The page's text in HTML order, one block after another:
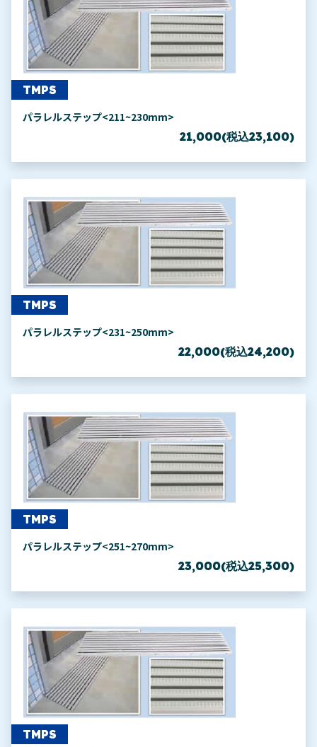
TMPS
パラレルステップ<211~230mm>
21,000(税込23,100)
TMPS
パラレルステップ<231~250mm>
22,000(税込24,200)
TMPS
パラレルステップ<251~270mm>
23,000(税込25,300)
TMPS